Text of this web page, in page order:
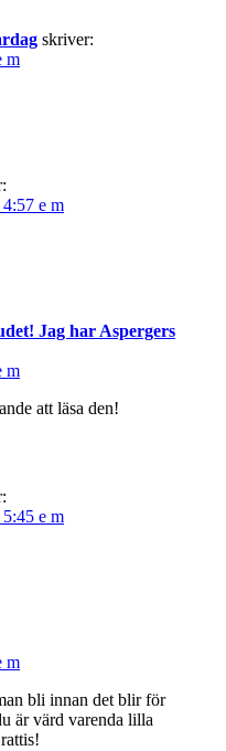
skriver:
m
e m
Jag har Aspergers
m
att läsa den!
e m
m
bli innan det blir för
är värd varenda lilla